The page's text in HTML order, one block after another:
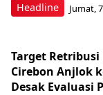
Headline Jumat,
Target
Cirebon Anjlok
Desak Evaluasi